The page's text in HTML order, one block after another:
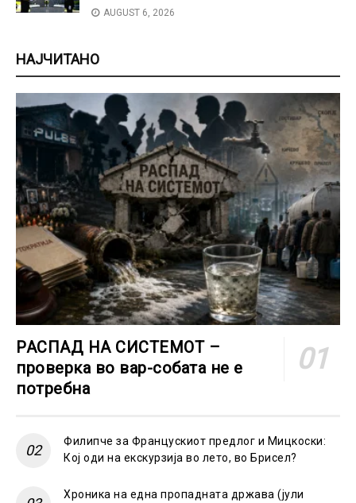
AUGUST 6, 2026
НАЈЧИТАНО
РАСПАД НА СИСТЕМОТ –
проверка во вар-собата не е
потребна
Филипче за Францускиот предлог и Мицкоски:
Кој оди на екскурзија во лето, во Брисел?
Хроника на една пропадната држава (јули